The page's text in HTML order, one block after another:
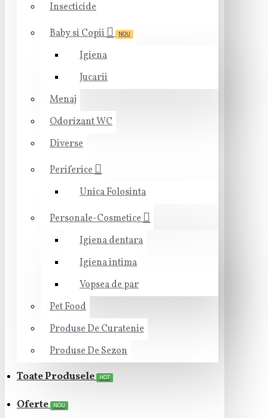
Insecticide
Baby si Copii
NOU
Igiena
Jucarii
Menaj
Odorizant WC
Diverse
Periferice
Unica Folosinta
Personale-Cosmetice
Igiena dentara
Igiena intima
Vopsea de par
Pet Food
Produse De Curatenie
Produse De Sezon
Toate Produsele HOT
Oferte NOU